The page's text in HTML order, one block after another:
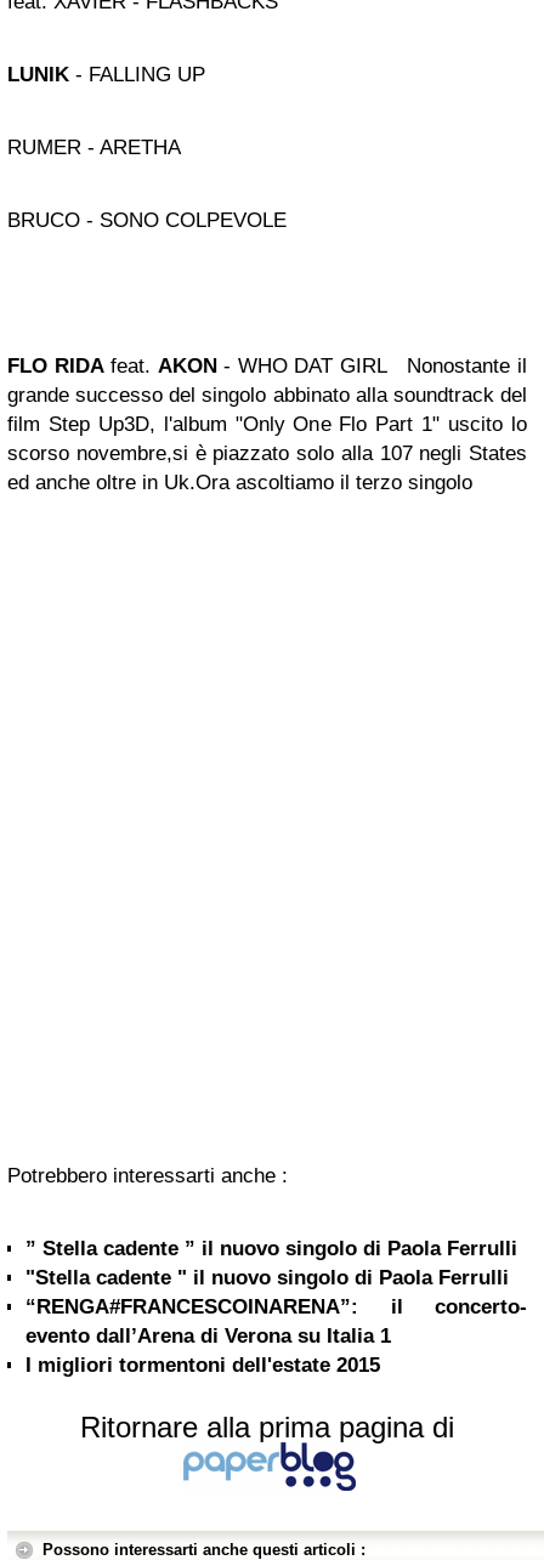
LUNIK - FALLING UP
RUMER - ARETHA
BRUCO - SONO COLPEVOLE
FLO RIDAfeat. AKON- WHO DAT GIRL Nonostante il
grande successo del singolo abbinato alla soundtrack del
film Step Up3D, l'album "Only One Flo Part 1" uscito lo
scorso novembre,si è piazzato solo alla 107 negli States
ed anche oltre in Uk.Ora ascoltiamo il terzo singolo
Potrebbero interessarti anche :
” Stella cadente ” il nuovo singolo di Paola Ferrulli
"Stella cadente " il nuovo singolo di Paola Ferrulli
“RENGA#FRANCESCOINARENA”: il concerto-
evento dall’Arena di Verona su Italia 1
I migliori tormentoni dell'estate 2015
Ritornare alla prima pagina di
Possono interessarti anche questi articoli :